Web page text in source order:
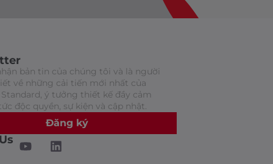
bản tin của chúng tôi và là người
về những cải tiến mới nhất của
ý tưởng thiết kế đầy cảm
độc quyền, sự kiện và cập nhật.
Đăng ký